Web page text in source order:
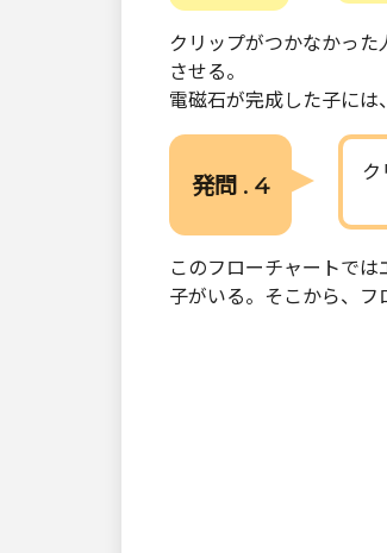
クリップがつかなかっ
させる。
電磁石が完成した子には
発問 . 4 ク
このフローチャートで
子がいる。そこから、フ